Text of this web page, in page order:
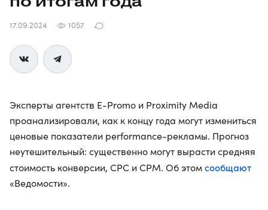
17.09.2024 1057
Эксперты агентств E-Promo и Proximity Media
проанализировали, как к концу года могут измениться
ценовые показатели performance-рекламы. Прогноз
неутешительный: существенно могут вырасти средняя
стоимость конверсии, CPC и CPM. Об этомсообщают
«Ведомости».